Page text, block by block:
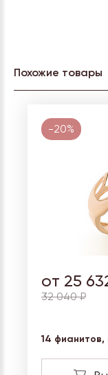
Похожие товары
-20%
от 25
32 040 ₽
14 фианитов,